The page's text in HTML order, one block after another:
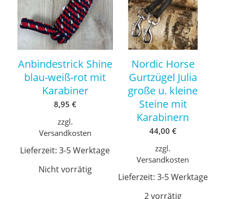
Anbindestrick Shine
blau-weiß-rot mit
Karabiner
8,95 €
zzgl.
Versandkosten
Lieferzeit:3-5 Werktage
Nicht vorrätig
Nordic Horse
Gurtzügel Julia
große u. kleine
Steine mit
Karabinern
44,00 €
zzgl.
Versandkosten
Lieferzeit: 3-5 Werktage
2 vorrätig